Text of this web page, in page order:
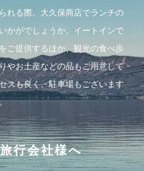
れる際、大久保商店でランチの
かがでしょうか。イートインで
ご提供するほか、観光の食べ歩
やお土産などの品もご用意して
スも良く、駐車場もございます
旅行会社様へ